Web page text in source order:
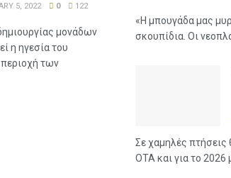
5, 2022 0 122
μονάδων
η ηγεσία του
των
«Η μπουγάδα μας
σκουπίδια. Οι
Σε χαμηλές πτήσεις
ΟΤΑ και για το 2026